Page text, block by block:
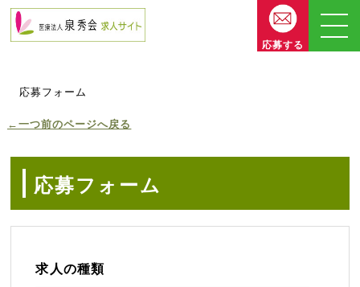
応募する
応募フォーム
←一つ前のページへ戻る
応募フォーム
求人の種類